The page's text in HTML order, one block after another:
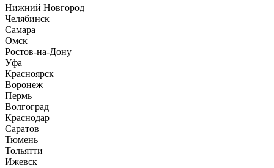
Нижний Новгород
Челябинск
Самара
Омск
Ростов-на-Дону
Уфа
Красноярск
Воронеж
Пермь
Волгоград
Краснодар
Саратов
Тюмень
Тольятти
Ижевск